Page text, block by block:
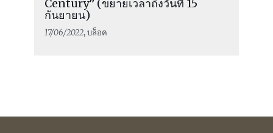
Century” (ขยายเวลาถึงวันที่ 15
กันยายน)
17/06/2022, บล็อค